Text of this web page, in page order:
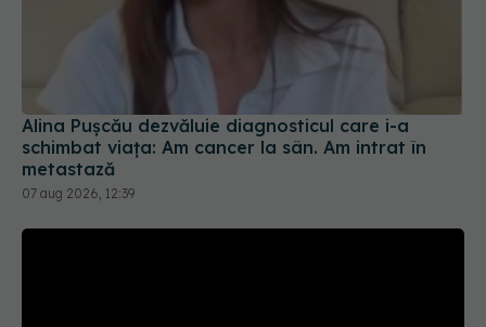
Alina Pușcău dezvăluie diagnosticul care i-a
schimbat viața: Am cancer la sân. Am intrat în
metastază
07 aug 2026, 12:39